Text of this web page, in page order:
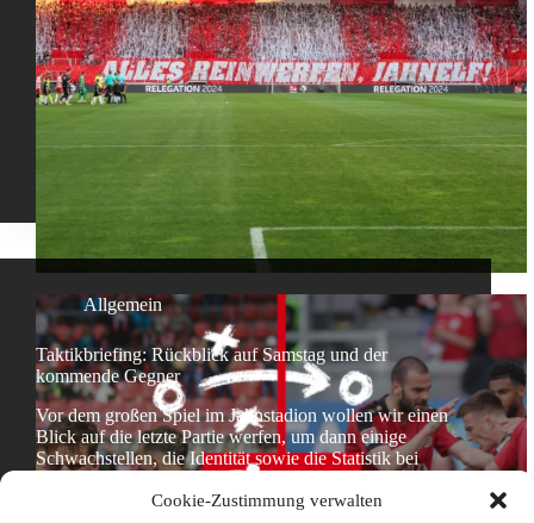
Cookie-Zustimmung verwalten
Allgemein
Taktikbriefing: Rückblick auf Samstag und der
kommende Gegner
Vor dem großen Spiel im Jahnstadion wollen wir einen
Blick auf die letzte Partie werfen, um dann einige
Schwachstellen, die Identität sowie die Statistik bei
Grimm/Getty Images, Gatzka)